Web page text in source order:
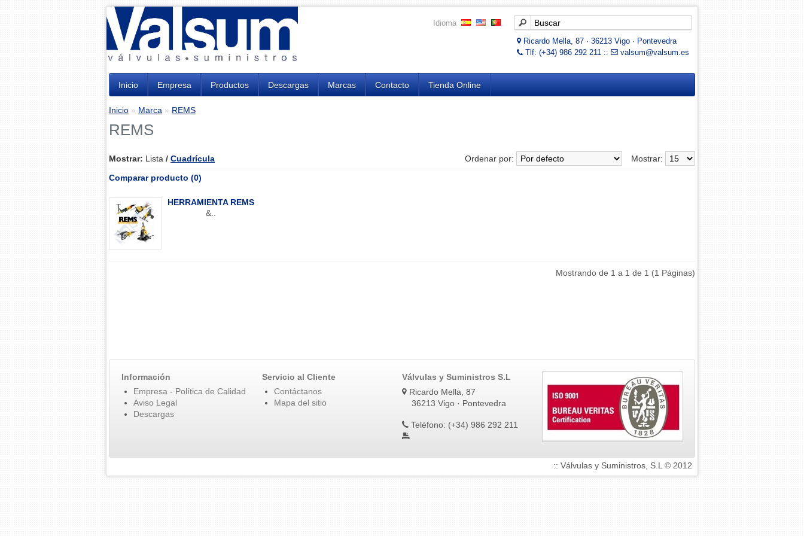
Idioma
Ricardo Mella, 87 · 36213 Vigo · Pontevedra
Tlf: (+34) 986 292 211 ::
valsum@valsum.es
Inicio Empresa Productos Descargas Marcas Contacto Tienda Online
Inicio » Marca » REMS
REMS
Mostrar: Lista / Cuadrícula Mostrar:
Ordenar por:
Comparar producto (0)
HERRAMIENTA REMS
&..
Mostrando de 1 a 1 de 1 (1 Páginas)
Información
Empresa - Política de Calidad
Aviso Legal
Descargas
Servicio al Cliente
Contáctanos
Mapa del sitio
Válvulas y Suministros S.L
Ricardo Mella, 87
36213 Vigo · Pontevedra
Teléfono: (+34) 986 292 211
:: Válvulas y Suministros, S.L © 2012